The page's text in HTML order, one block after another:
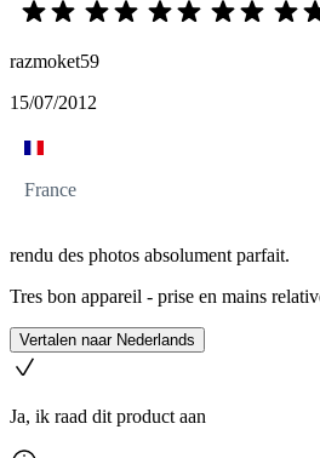
razmoket59
15/07/2012
France
rendu des photos absolument parfait.
Tres bon appareil - prise en mains
Vertalen naar Nederlands
Ja, ik raad dit product aan